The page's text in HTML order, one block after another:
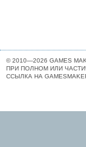
© 2010—2026 GAMES
ПРИ ПОЛНОМ ИЛИ
ССЫЛКА НА